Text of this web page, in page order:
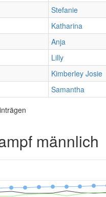
Stefanie
Katharina
Anja
Lilly
Kimberley Josie
Samantha
männlich